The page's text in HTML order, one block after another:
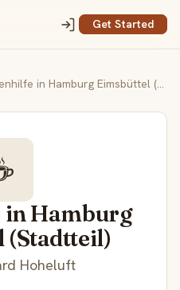
Get Started
Küchenhilfe in Hamburg Eimsbüttel (Stadtteil)
Hamburg
(Stadtteil)
Hoheluft